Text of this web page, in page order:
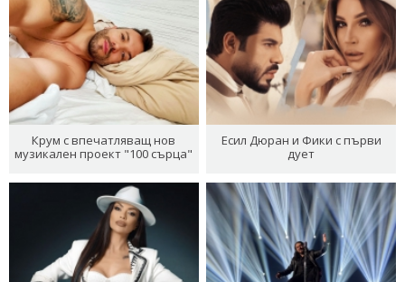
Крум с впечатляващ нов
музикален проект "100 сърца"
Есил Дюран и Фики с първи
дует